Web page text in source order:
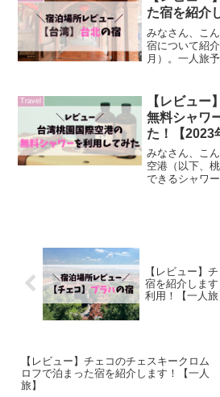
ランカの人気
た宿を紹介
みなさん、こ
宿について紹
月）。一人旅
(4Plus Hostel)
Travel
【レビュー
無料シャワ
た！【2023
用】
みなさん、こ
空港（以下、
できるシャワ
【レビュー】
宿を紹介しま
利用！【一人旅
【レビュー】チェコのチェスキークロム
ロフで泊まった宿を紹介します！【一人
旅】